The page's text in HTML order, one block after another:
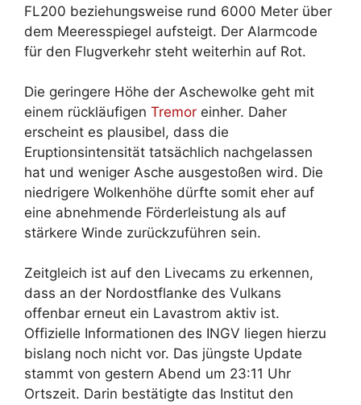
FL200 beziehungsweise rund 6000 Meter über
dem Meeresspiegel aufsteigt. Der Alarmcode
für den Flugverkehr steht weiterhin auf Rot.
Die geringere Höhe der Aschewolke geht mit
einem rückläufigen Tremor einher. Daher
erscheint es plausibel, dass die
Eruptionsintensität tatsächlich nachgelassen
hat und weniger Asche ausgestoßen wird. Die
niedrigere Wolkenhöhe dürfte somit eher auf
eine abnehmende Förderleistung als auf
stärkere Winde zurückzuführen sein.
Zeitgleich ist auf den Livecams zu erkennen,
dass an der Nordostflanke des Vulkans
offenbar erneut ein Lavastrom aktiv ist.
Offizielle Informationen des INGV liegen hierzu
bislang noch nicht vor. Das jüngste Update
stammt von gestern Abend um 23:11 Uhr
Ortszeit. Darin bestätigte das Institut den